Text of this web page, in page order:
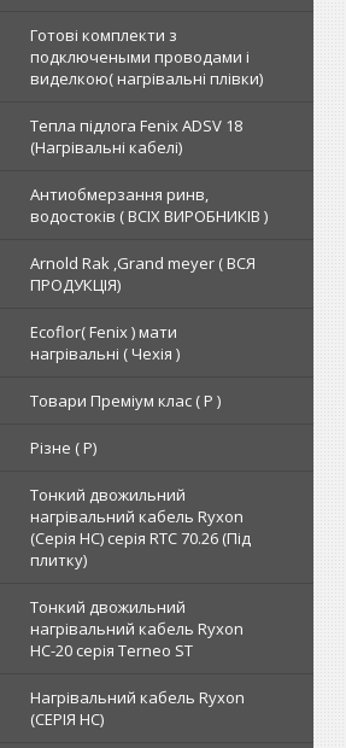
Готові комплекти з
подключеными проводами і
виделкою( нагрівальні плівки)
Тепла підлога Fenix ADSV 18
(Нагрівальні кабелі)
Антиобмерзання ринв,
водостоків ( ВСІХ ВИРОБНИКІВ )
Arnold Rak ,Grand meyer ( ВСЯ
ПРОДУКЦІЯ)
Ecoflor( Fenix ) мати
нагрівальні ( Чехія )
Товари Преміум клас ( Р )
Різне ( Р)
Тонкий двожильний
нагрівальний кабель Ryxon
(Серія НС) серія RTC 70.26 (Під
плитку)
Тонкий двожильний
нагрівальний кабель Ryxon
HC-20 серія Terneo ST
Нагрівальний кабель Ryxon
(СЕРІЯ НС)